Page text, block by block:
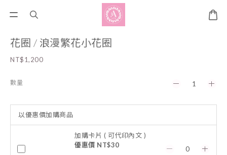
花圈 / 浪漫繁花小花圈
NT$1,200
數量
以優惠價加購商品
加購卡片 ( 可代印內文 )
優惠價 NT$30